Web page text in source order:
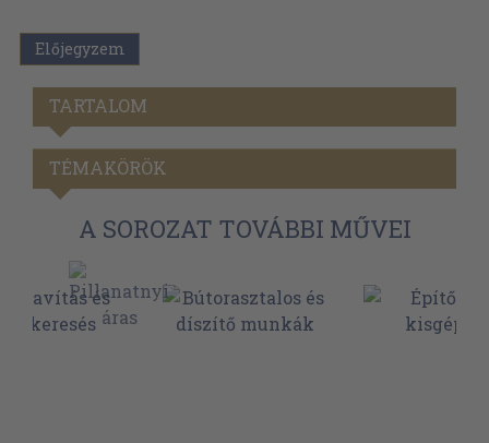
Előjegyzem
TARTALOM
TÉMAKÖRÖK
A SOROZAT TOVÁBBI MŰVEI